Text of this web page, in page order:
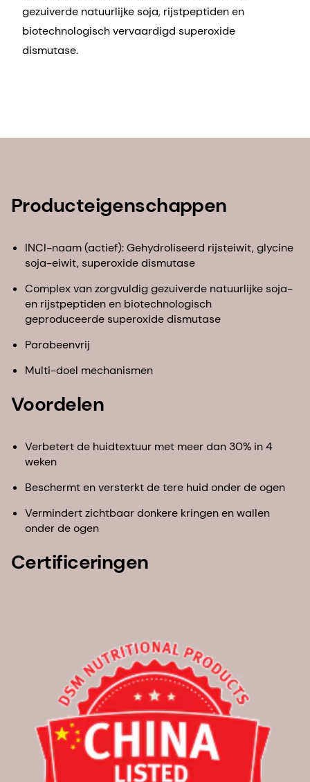
gezuiverde natuurlijke soja, rijstpeptiden en
biotechnologisch vervaardigd superoxide
dismutase.
Producteigenschappen
INCI-naam (actief): Gehydroliseerd rijsteiwit, glycine
soja-eiwit, superoxide dismutase
Complex van zorgvuldig gezuiverde natuurlijke soja-
en rijstpeptiden en biotechnologisch
geproduceerde superoxide dismutase
Parabeenvrij
Multi-doel mechanismen
Voordelen
Verbetert de huidtextuur met meer dan 30% in 4
weken
Beschermt en versterkt de tere huid onder de ogen
Vermindert zichtbaar donkere kringen en wallen
onder de ogen
Certificeringen